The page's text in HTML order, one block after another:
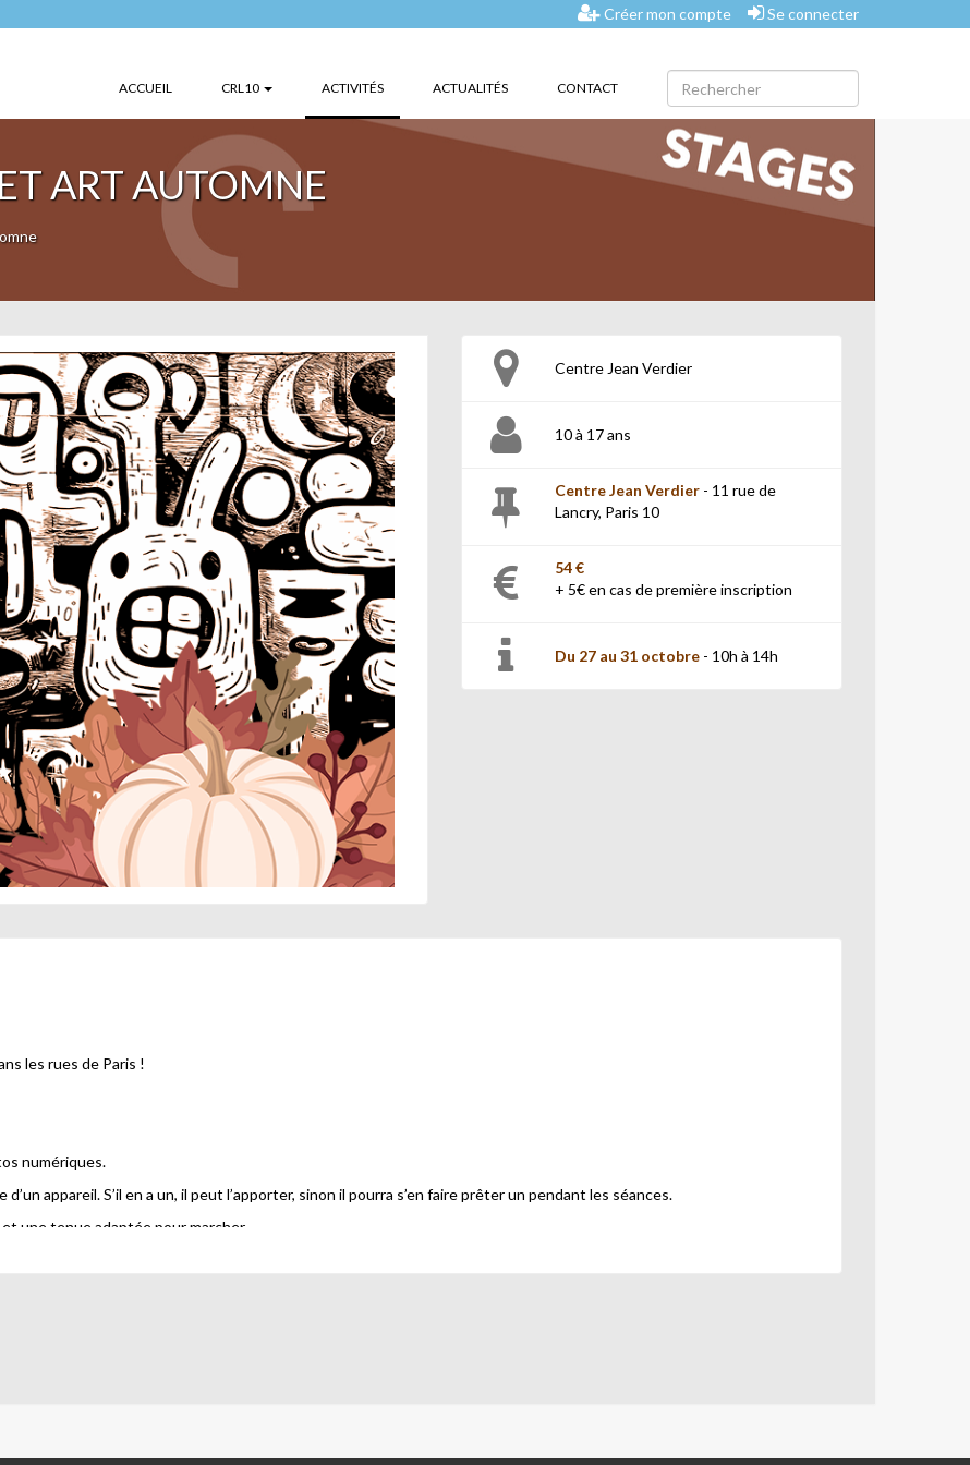
Créer mon compte Se connecter
ACCUEIL CRL10 ACTIVITÉS(CURRENT)ACTUALITÉS CONTACT
ART AUTOMNE
Centre Jean Verdier
10 à 17 ans
Centre Jean Verdier - 11 rue de
Lancry, Paris 10
54 €
+ 5€ en cas de première inscription
Du 27 au 31 octobre - 10h à 14h
les rues de Paris !
numériques.
appareil. S’il en a un, il peut l’apporter, sinon il pourra s’en faire prêter un pendant les séances.
une tenue adaptée pour marcher.